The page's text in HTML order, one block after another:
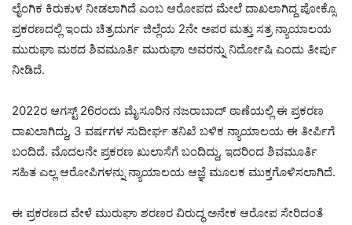
ಲೈಂಗಿಕ ಕಿರುಕುಳ ನೀಡಲಾಗಿದೆ ಎಂಬ ಆರೋಪದ ಮೇಲೆ ದಾಖಲಾಗಿದ್ದ ಪೋಕ್ಸೊ
ಪ್ರಕರಣದಲ್ಲಿ ಇಂದು ಚಿತ್ರದುರ್ಗ ಜಿಲ್ಲೆಯ 2ನೇ ಅಪರ ಮತ್ತು ಸತ್ರ ನ್ಯಾಯಾಲಯ
ಮುರುಘಾ ಮಠದ ಶಿವಮೂರ್ತಿ ಮುರುಘಾ ಅವರನ್ನು ನಿರ್ದೋಷಿ ಎಂದು ತೀರ್ಪು
ನೀಡಿದೆ.
2022ರ ಆಗಸ್ಟ್ 26ರಂದು ಮೈಸೂರಿನ ನಜರಾಬಾದ್ ಠಾಣೆಯಲ್ಲಿ ಈ ಪ್ರಕರಣ
ದಾಖಲಾಗಿದ್ದು, 3 ವರ್ಷಗಳ ಸುದೀರ್ಘ ತನಿಖೆ ಬಳಿಕ ನ್ಯಾಯಾಲಯ ಈ ತೀರ್ಪಿಗೆ
ಬಂದಿದೆ. ಮೊದಲನೇ ಪ್ರಕರಣ ಖುಲಾಸೆಗೆ ಬಂದಿದ್ದು, ಇದರಿಂದ ಶಿವಮೂರ್ತಿ
ಸಹಿತ ಎಲ್ಲ ಆರೋಪಿಗಳನ್ನು ನ್ಯಾಯಾಲಯ ಆಜ್ಞೆ ಮೂಲಕ ಮುಕ್ತಗೊಳಿಸಲಾಗಿದೆ.
ಈ ಪ್ರಕರಣದ ವೇಳೆ ಮುರುಘಾ ಶರಣರ ವಿರುದ್ಧ ಅನೇಕ ಆರೋಪ ಸೇರಿದಂತೆ